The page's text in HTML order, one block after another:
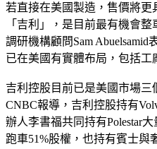
若直接在美國製造，售價將
「吉利」，是目前最有機會
調研機構顧問Sam
已在美國有實體布局，包括工
吉利控股目前已是美國市場
CNBC報導，吉利控股持有
辦人李書福共同持有Polestar
跑車51%股權，也持有賓士與